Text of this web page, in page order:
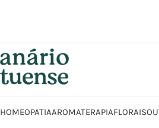
HOMEOPATIAAROMATERAPIAFLORAIS